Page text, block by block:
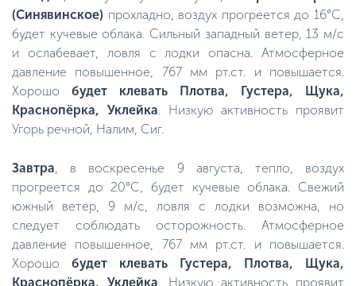
(Синявинское) прохладно, воздух прогреется до 16°C,
будет кучевые облака. Сильный западный ветер, 13 м/с
и ослабевает, ловля с лодки опасна. Атмосферное
давление повышенное, 767 мм рт.ст. и повышается.
Хорошо будет клевать Плотва, Густера, Щука,
Краснопёрка, Уклейка. Низкую активность проявит
Угорь речной, Налим, Сиг.
Завтра, в воскресенье 9 августа, тепло, воздух
прогреется до 20°C, будет кучевые облака. Свежий
южный ветер, 9 м/с, ловля с лодки возможна, но
следует соблюдать осторожность. Атмосферное
давление повышенное, 767 мм рт.ст. и повышается.
Хорошо будет клевать Густера, Плотва, Щука,
Краснопёрка, Уклейка. Низкую активность проявит